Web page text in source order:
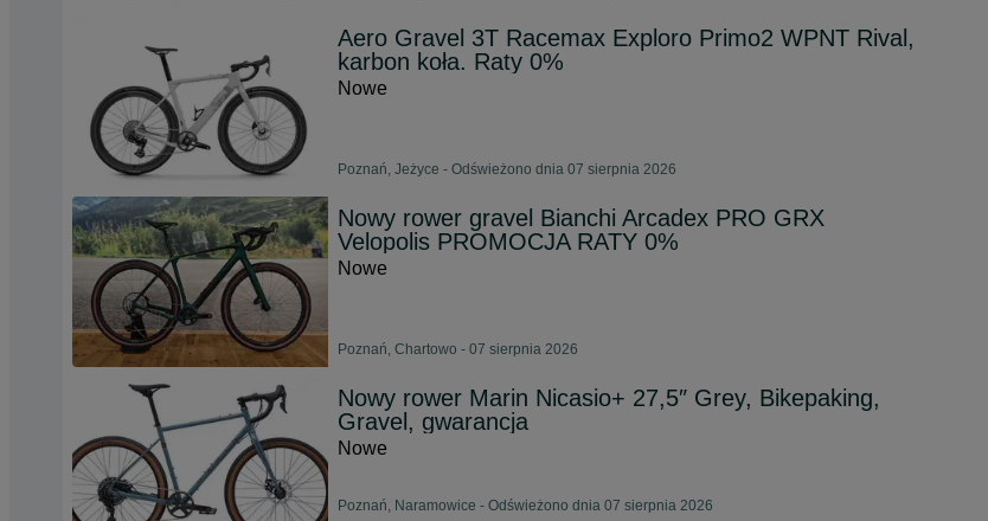
Aero Gravel 3T Racemax Exploro Primo2 WPNT Rival,
karbon koła. Raty 0%
Nowe
Poznań, Jeżyce - Odświeżono dnia 07 sierpnia 2026
Nowy rower gravel Bianchi Arcadex PRO GRX
Velopolis PROMOCJA RATY 0%
Nowe
Poznań, Chartowo - 07 sierpnia 2026
Nowy rower Marin Nicasio+ 27,5″ Grey, Bikepaking,
Gravel, gwarancja
Nowe
Poznań, Naramowice - Odświeżono dnia 07 sierpnia 2026